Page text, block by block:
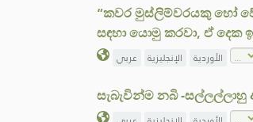
“කවර මුස්ලිම්වරයකු හෝ
සඳහා යොමු කරවා, ඒ
عربي الإنجليزية الأوردية
සැබැවින්ම නබි -